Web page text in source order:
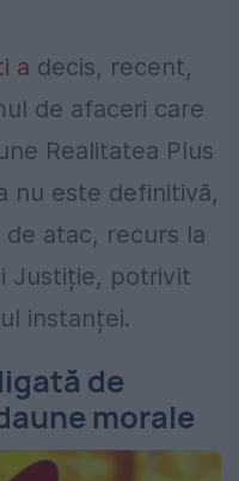
a decis, recent,
de afaceri care
Realitatea Plus
nu este definitivă,
de atac, recurs la
Justiție, potrivit
instanței.
de
morale